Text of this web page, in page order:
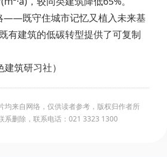
——既守住城市记忆又植入未来基
有建筑的低碳转型提供了可复制
建筑研习社）
均来自网络，仅供读者参考，版权归作者所
系删除，联系电话：021 3323 1300